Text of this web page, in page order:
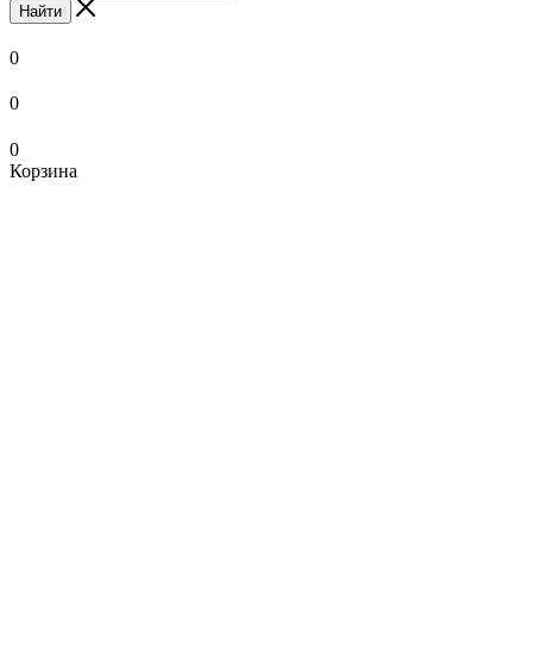
Найти
0
0
0
Корзина